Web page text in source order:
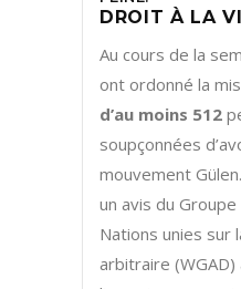
DROIT À LA
Au cours de la
ont ordonné la
d’au moins 512
soupçonnées
mouvement
un avis du
Nations unies sur
arbitraire